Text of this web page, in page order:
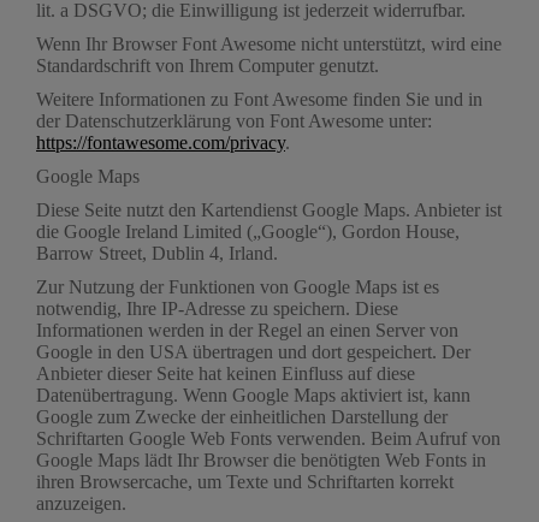
lit. a DSGVO; die Einwilligung ist jederzeit widerrufbar.
Wenn Ihr Browser Font Awesome nicht unterstützt, wird eine
Standardschrift von Ihrem Computer genutzt.
Weitere Informationen zu Font Awesome finden Sie und in
der Datenschutzerklärung von Font Awesome unter:
https://fontawesome.com/privacy.
Google Maps
Diese Seite nutzt den Kartendienst Google Maps. Anbieter ist
die Google Ireland Limited („Google“), Gordon House,
Barrow Street, Dublin 4, Irland.
Zur Nutzung der Funktionen von Google Maps ist es
notwendig, Ihre IP-Adresse zu speichern. Diese
Informationen werden in der Regel an einen Server von
Google in den USA übertragen und dort gespeichert. Der
Anbieter dieser Seite hat keinen Einfluss auf diese
Datenübertragung. Wenn Google Maps aktiviert ist, kann
Google zum Zwecke der einheitlichen Darstellung der
Schriftarten Google Web Fonts verwenden. Beim Aufruf von
Google Maps lädt Ihr Browser die benötigten Web Fonts in
ihren Browsercache, um Texte und Schriftarten korrekt
anzuzeigen.